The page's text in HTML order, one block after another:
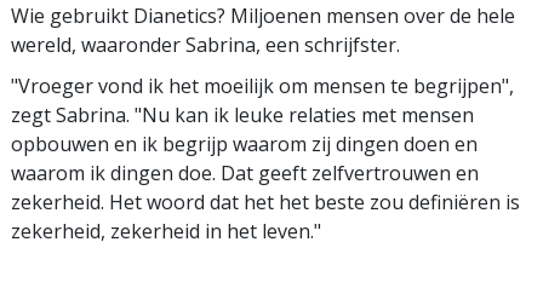
Wie gebruikt Dianetics? Miljoenen mensen over de hele
wereld, waaronder Sabrina, een schrijfster.
"Vroeger vond ik het moeilijk om mensen te begrijpen",
zegt Sabrina. "Nu kan ik leuke relaties met mensen
opbouwen en ik begrijp waarom zij dingen doen en
waarom ik dingen doe. Dat geeft zelfvertrouwen en
zekerheid. Het woord dat het het beste zou definiëren is
zekerheid, zekerheid in het leven."